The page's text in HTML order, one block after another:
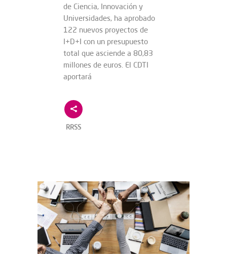
de Ciencia, Innovación y
Universidades, ha aprobado
122 nuevos proyectos de
I+D+I con un presupuesto
total que asciende a 80,83
millones de euros. El CDTI
aportará
RRSS